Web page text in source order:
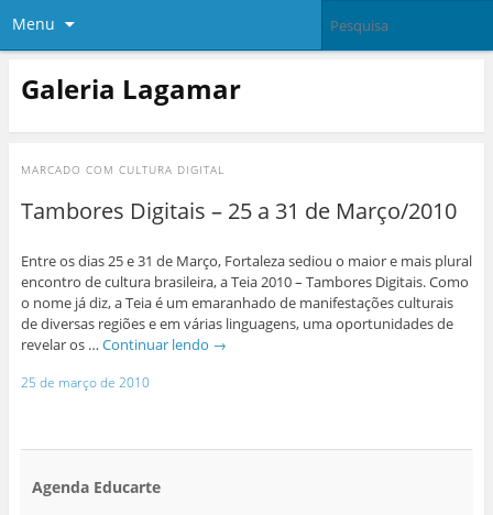
Menu
Galeria Lagamar
MARCADO COM CULTURA DIGITAL
Tambores Digitais – 25 a 31 de Março/2010
Entre os dias 25 e 31 de Março, Fortaleza sediou o maior e mais plural
encontro de cultura brasileira, a Teia 2010 – Tambores Digitais. Como
o nome já diz, a Teia é um emaranhado de manifestações culturais
de diversas regiões e em várias linguagens, uma oportunidades de
revelar os … Continuar lendo →
25 de março de 2010
Agenda Educarte